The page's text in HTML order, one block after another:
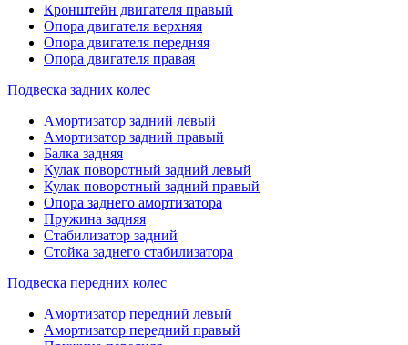
Кронштейн двигателя правый
Опора двигателя верхняя
Опора двигателя передняя
Опора двигателя правая
Подвеска задних колес
Амортизатор задний левый
Амортизатор задний правый
Балка задняя
Кулак поворотный задний левый
Кулак поворотный задний правый
Опора заднего амортизатора
Пружина задняя
Стабилизатор задний
Стойка заднего стабилизатора
Подвеска передних колес
Амортизатор передний левый
Амортизатор передний правый